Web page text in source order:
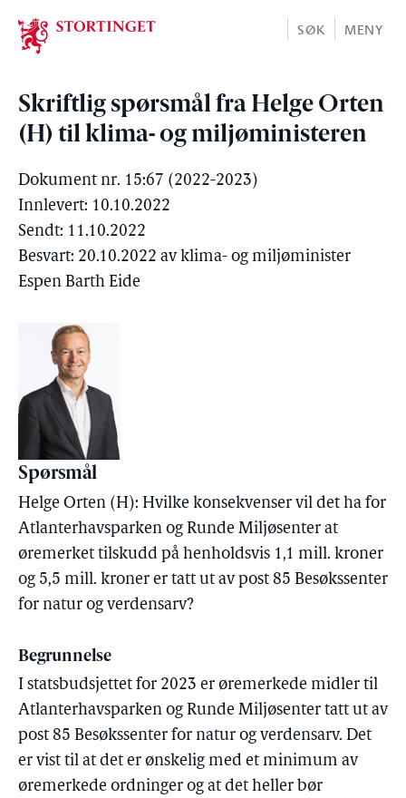
Stortinget.no
SØK MENY
Skriftlig spørsmål fra Helge Orten
(H) til klima- og miljøministeren
Dokument nr. 15:67 (2022-2023)
Innlevert: 10.10.2022
Sendt: 11.10.2022
Besvart: 20.10.2022 av klima- og miljøminister
Espen Barth Eide
Spørsmål
Helge Orten (H): Hvilke konsekvenser vil det ha for
Atlanterhavsparken og Runde Miljøsenter at
øremerket tilskudd på henholdsvis 1,1 mill. kroner
og 5,5 mill. kroner er tatt ut av post 85 Besøkssenter
for natur og verdensarv?
Begrunnelse
I statsbudsjettet for 2023 er øremerkede midler til
Atlanterhavsparken og Runde Miljøsenter tatt ut av
post 85 Besøkssenter for natur og verdensarv. Det
er vist til at det er ønskelig med et minimum av
øremerkede ordninger og at det heller bør